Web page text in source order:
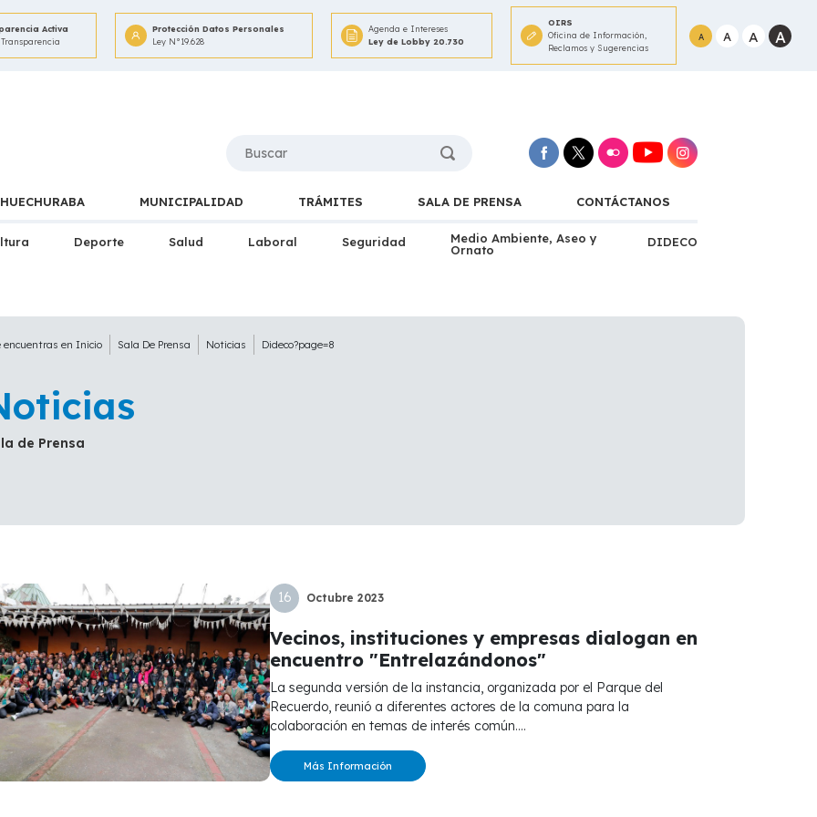
Activa
Protección Datos Personales
Ley N°19.628
Agenda e Intereses
Ley de Lobby 20.730
OIRS
Oficina de Información,
Reclamos y Sugerencias
A A A A
HUECHURABA MUNICIPALIDAD TRÁMITES SALA DE PRENSA CONTÁCTANOS
Deporte Salud Laboral Seguridad
Medio Ambiente, Aseo y
Ornato
DIDECO
encuentras en Inicio Sala De Prensa Noticias Dideco?page=8
de Prensa
16 Octubre2023
Vecinos, instituciones y empresas dialogan en
encuentro "Entrelazándonos"
La segunda versión de la instancia, organizada por el Parque del
Recuerdo, reunió a diferentes actores de la comuna para la
colaboración en temas de interés común....
Más Información